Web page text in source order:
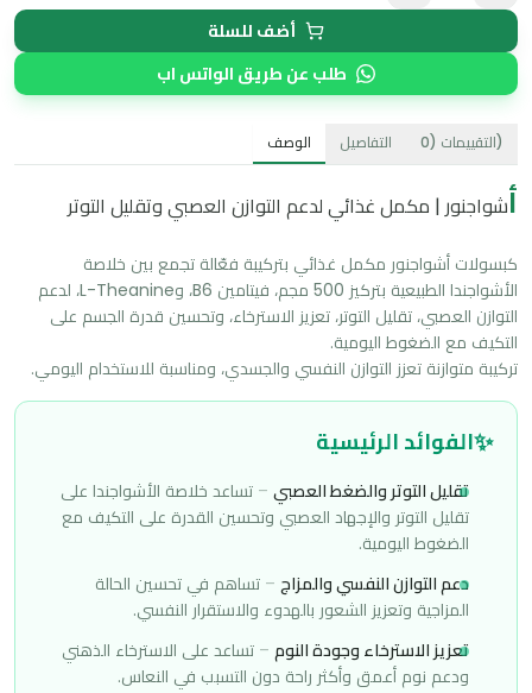
أضف للسلة
طلب عن طريق الواتس اب
الوصف التفاصيل التقييمات (
0 )
أشواجنور | مكمل غذائي لدعم التوازن العصبي وتقليل التوتر
تركيبة متوازنة تعزز التوازن النفسي والجسدي، ومناسبة للاستخدام اليومي.
✨الفوائد الرئيسية
تقليل التوتر والضغط العصبي – تساعد خلاصة الأشواجندا على
تقليل التوتر والإجهاد العصبي وتحسين القدرة على التكيف مع
الضغوط اليومية.
دعم التوازن النفسي والمزاج – تساهم في تحسين الحالة
المزاجية وتعزيز الشعور بالهدوء والاستقرار النفسي.
تعزيز الاسترخاء وجودة النوم – تساعد على الاسترخاء الذهني
ودعم نوم أعمق وأكثر راحة دون التسبب في النعاس.